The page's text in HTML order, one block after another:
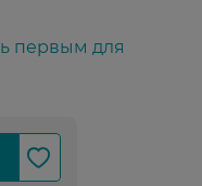
первым для